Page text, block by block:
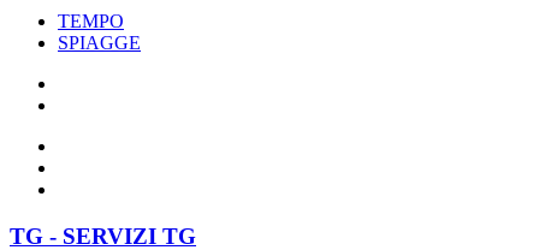
TEMPO
SPIAGGE
TG - SERVIZI TG